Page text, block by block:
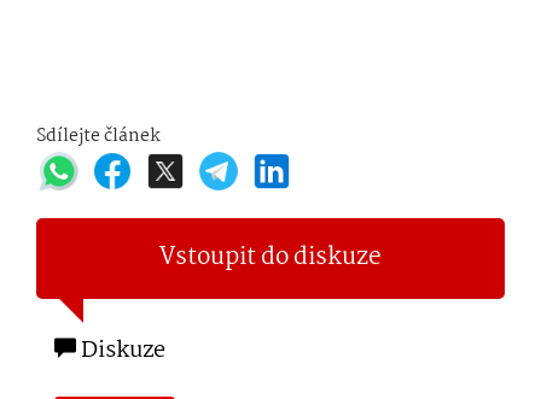
Sdílejte článek
Vstoupit do diskuze
Diskuze